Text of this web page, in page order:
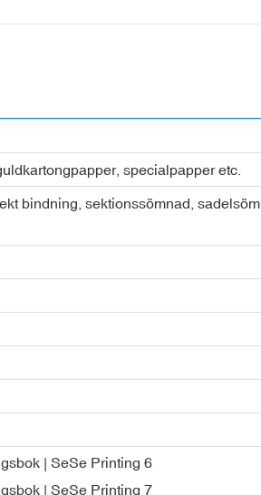
specialpapper etc.
bindning, sektionssömnad, sadelsöm